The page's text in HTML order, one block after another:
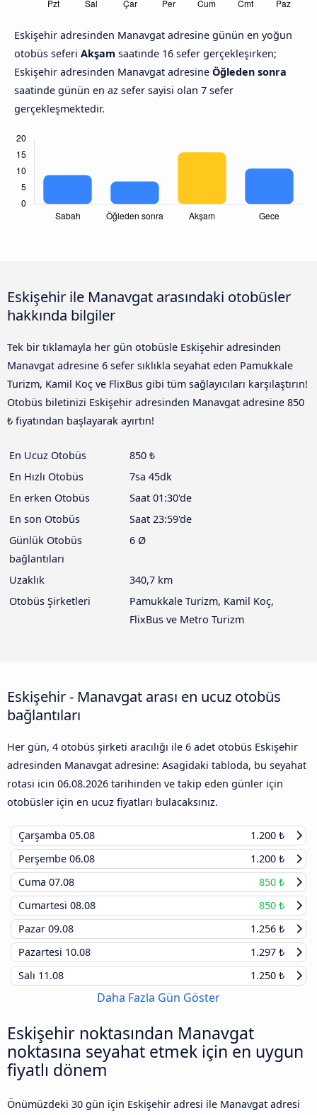
Eskişehir adresinden Manavgat adresine günün en yoğun
otobüs seferi Akşam saatinde 16 sefer gerçekleşirken;
Eskişehir adresinden Manavgat adresine Öğleden sonra
saatinde günün en az sefer sayisi olan 7 sefer
gerçekleşmektedir.
Eskişehir ile Manavgat arasındaki otobüsler
hakkında bilgiler
Tek bir tıklamayla her gün otobüsle Eskişehir adresinden
Manavgat adresine 6 sefer sıklıkla seyahat eden Pamukkale
Turizm, Kamil Koç ve FlixBus gibi tüm sağlayıcıları karşılaştırın!
Otobüs biletinizi Eskişehir adresinden Manavgat adresine 850
₺ fiyatından başlayarak ayırtın!
En Ucuz Otobüs
850 ₺
En Hızlı Otobüs
7sa 45dk
En erken Otobüs
Saat 01:30'de
En son Otobüs
Saat 23:59'de
Günlük Otobüs
bağlantıları
6 Ø
Uzaklık
340,7 km
Otobüs Şirketleri
Pamukkale Turizm, Kamil Koç,
FlixBus ve Metro Turizm
Eskişehir - Manavgat arası en ucuz otobüs
bağlantıları
Her gün, 4 otobüs şirketi aracılığı ile 6 adet otobüs Eskişehir
adresinden Manavgat adresine: Asagidaki tabloda, bu seyahat
rotasi icin 06.08.2026 tarihinden ve takip eden günler için
otobüsler için en ucuz fiyatları bulacaksınız.
Çarşamba 05.08
1.200 ₺
Perşembe 06.08
1.200 ₺
Cuma 07.08
850 ₺
Cumartesi 08.08
850 ₺
Pazar 09.08
1.256 ₺
Pazartesi 10.08
1.297 ₺
Salı 11.08 1.250 ₺
Daha Fazla Gün Göster
Eskişehir noktasından Manavgat
noktasına seyahat etmek için en uygun
fiyatlı dönem
Önümüzdeki 30 gün için Eskişehir adresi ile Manavgat adresi